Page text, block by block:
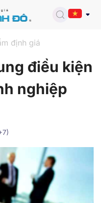
định giá
điều kiện
nghiệp